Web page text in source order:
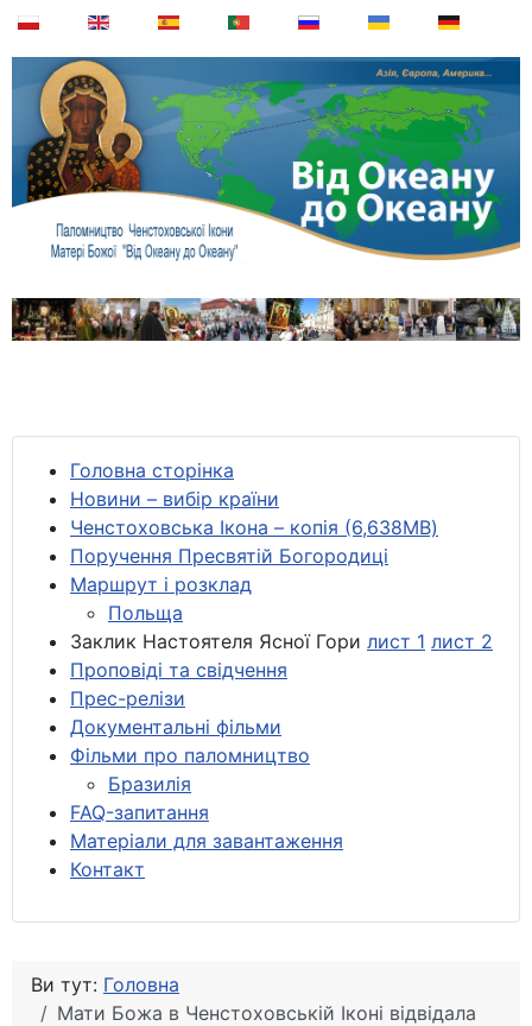
Головна сторінка
Новини – вибір країни
Ченстоховська Ікона – копія (6,638MB)
Поручення Пресвятій Богородиці
Маршрут і розклад
Польща
Заклик Настоятеля Ясної Гори лист 1 лист 2
Проповіді та свідчення
Прес-релізи
Документальні фільми
Фільми про паломництво
Бразилія
FAQ-запитання
Матеріали для завантаження
Контакт
Ви тут: Головна
Мати Божа в Ченстоховській Іконі відвідала